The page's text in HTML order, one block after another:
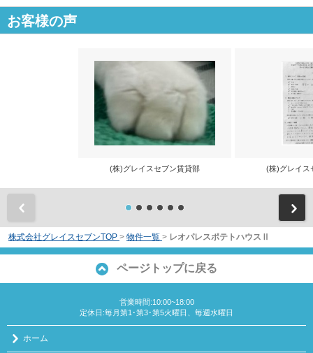
お客様の声
(株)グレイスセブン賃貸部 (株)グレイス
株式会社グレイスセブンTOP > 物件一覧 > レオパレスポテトハウスⅡ
ページトップに戻る
営業時間:10:00~18:00
定休日:毎月第1･第3･第5火曜日、毎週水曜日
ホーム